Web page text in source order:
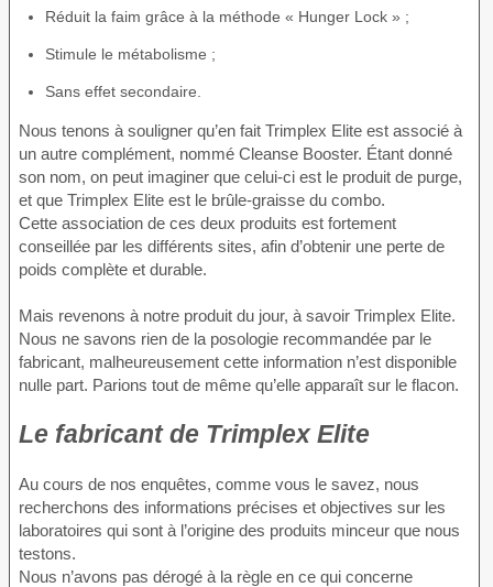
Réduit la faim grâce à la méthode « Hunger Lock » ;
Stimule le métabolisme ;
Sans effet secondaire.
Nous tenons à souligner qu’en fait Trimplex Elite est associé à
un autre complément, nommé Cleanse Booster. Étant donné
son nom, on peut imaginer que celui-ci est le produit de purge,
et que Trimplex Elite est le brûle-graisse du combo.
Cette association de ces deux produits est fortement
conseillée par les différents sites, afin d’obtenir une perte de
poids complète et durable.
Mais revenons à notre produit du jour, à savoir Trimplex Elite.
Nous ne savons rien de la posologie recommandée par le
fabricant, malheureusement cette information n’est disponible
nulle part. Parions tout de même qu’elle apparaît sur le flacon.
Le fabricant de Trimplex Elite
Au cours de nos enquêtes, comme vous le savez, nous
recherchons des informations précises et objectives sur les
laboratoires qui sont à l’origine des produits minceur que nous
testons.
Nous n’avons pas dérogé à la règle en ce qui concerne